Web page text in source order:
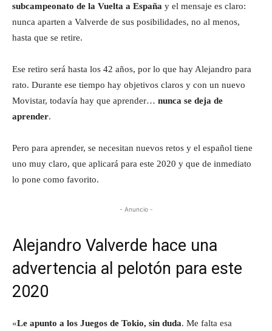
subcampeonato de la Vuelta a España y el mensaje es claro:
nunca aparten a Valverde de sus posibilidades, no al menos,
hasta que se retire.
Ese retiro será hasta los 42 años, por lo que hay Alejandro para
rato. Durante ese tiempo hay objetivos claros y con un nuevo
Movistar, todavía hay que aprender… nunca se deja de
aprender.
Pero para aprender, se necesitan nuevos retos y el español tiene
uno muy claro, que aplicará para este 2020 y que de inmediato
lo pone como favorito.
- Anuncio -
Alejandro Valverde hace una
advertencia al pelotón para este
2020
«Le apunto a los Juegos de Tokio, sin duda. Me falta esa